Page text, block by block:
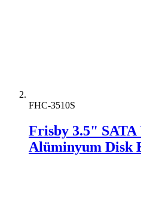
FHC-3510S
Frisby 3.5" SATA
Alüminyum Disk